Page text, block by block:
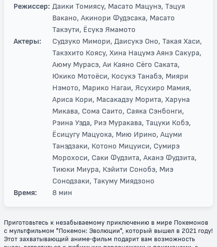
Режиссер: Даики Томиясу, Масато Мацунэ, Тэцуя
Вакано, Акинори Фудэсака, Масато
Такэути, Ёсукэ Ямамото
Актеры:
Судзуко Мимори, Даисукэ Оно, Такая Хаси,
Такэхито Коясу, Хина Нацумэ Аянэ Сакура,
Аюму Мурасэ, Аи Каяно Сёго Саката,
Юкико Мотоёси, Косукэ Танабэ, Мияри
Нэмото, Марико Нагаи, Ясухиро Мамия,
Ариса Кори, Масакадзу Морита, Харуна
Микава, Сома Саито, Саяка Сэнбонги,
Рэина Уэда, Риэ Муракава, Тацуки Кобэ,
Ёсицугу Мацуока, Мию Ирино, Ацуми
Танэдзаки, Котоно Мицуиси, Сумирэ
Морохоси, Саки Фудзита, Аканэ Фудзита,
Тиюки Миура, Кэйити Сонобэ, Миэ
Сонодзаки, Такуму Миядзоно
Время:
8 мин
Приготовьтесь к незабываемому приключению в мире Покемонов
с мультфильмом "Покемон: Эволюции", который вышел в 2021 году!
Этот захватывающий аниме-фильм подарит вам возможность